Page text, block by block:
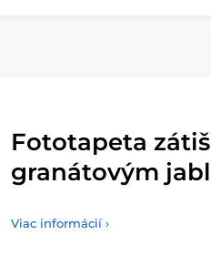
Fototapeta
granátovým
Viac informácií ›